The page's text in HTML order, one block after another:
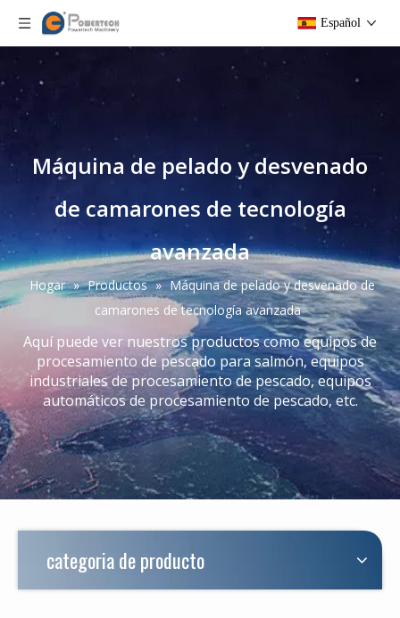
Español
Máquina de pelado y desvenado
de camarones de tecnología
avanzada
Hogar » Productos » Máquina de pelado y desvenado de
camarones de tecnología avanzada
Aquí puede ver nuestros productos como equipos de
procesamiento de pescado para salmón, equipos
industriales de procesamiento de pescado, equipos
automáticos de procesamiento de pescado, etc.
categoria de producto